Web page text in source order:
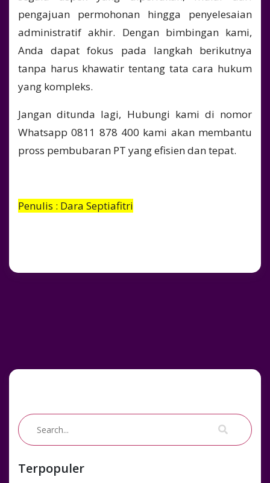
pengajuan permohonan hingga penyelesaian
administratif akhir. Dengan bimbingan kami,
Anda dapat fokus pada langkah berikutnya
tanpa harus khawatir tentang tata cara hukum
yang kompleks.
Jangan ditunda lagi, Hubungi kami di nomor
Whatsapp 0811 878 400 kami akan membantu
pross pembubaran PT yang efisien dan tepat.
Penulis : Dara Septiafitri
Terpopuler